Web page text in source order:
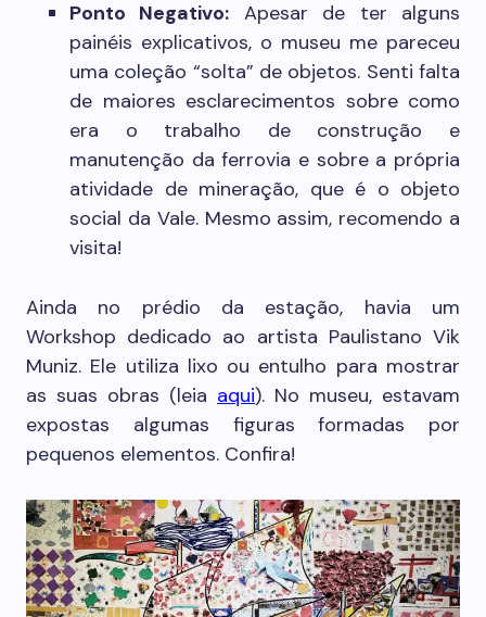
Ponto Negativo: Apesar de ter alguns
painéis explicativos, o museu me pareceu
uma coleção “solta” de objetos. Senti falta
de maiores esclarecimentos sobre como
era o trabalho de construção e
manutenção da ferrovia e sobre a própria
atividade de mineração, que é o objeto
social da Vale. Mesmo assim, recomendo a
visita!
Ainda no prédio da estação, havia um
Workshop dedicado ao artista Paulistano Vik
Muniz. Ele utiliza lixo ou entulho para mostrar
as suas obras (leia aqui). No museu, estavam
expostas algumas figuras formadas por
pequenos elementos. Confira!